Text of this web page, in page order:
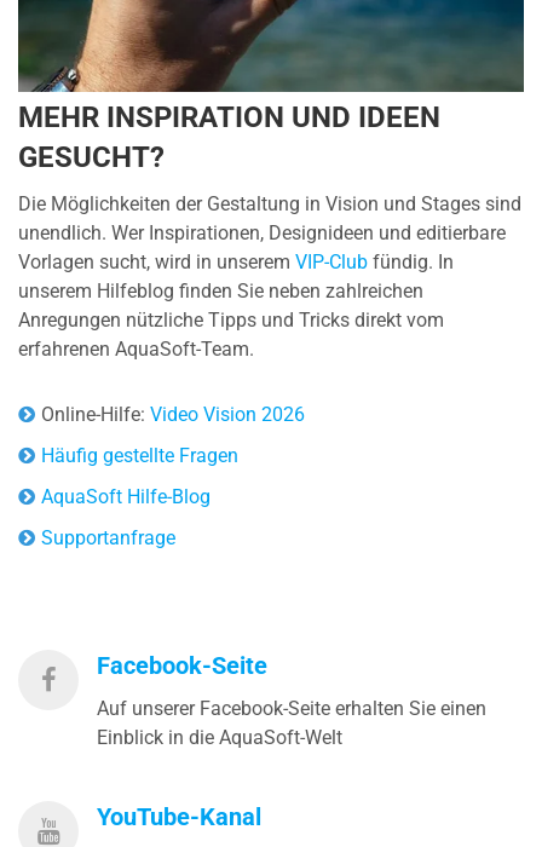
MEHR INSPIRATION UND IDEEN
GESUCHT?
Die Möglichkeiten der Gestaltung in Vision und Stages sind
unendlich. Wer Inspirationen, Designideen und editierbare
Vorlagen sucht, wird in unserem VIP-Club fündig. In
unserem Hilfeblog finden Sie neben zahlreichen
Anregungen nützliche Tipps und Tricks direkt vom
erfahrenen AquaSoft-Team.
Online-Hilfe: Video Vision 2026
Häufig gestellte Fragen
AquaSoft Hilfe-Blog
Supportanfrage
Facebook-Seite
Auf unserer Facebook-Seite erhalten Sie einen
Einblick in die AquaSoft-Welt
YouTube-Kanal